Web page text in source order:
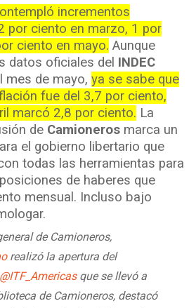
incrementos
por ciento en marzo, 1 por
ciento en mayo. Aunque
datos oficiales del INDEC
mes de mayo, ya se sabe que
fue del 3,7 por ciento,
marcó 2,8 por ciento. La
de Camioneros marca un
el gobierno libertario que
todas las herramientas para
de haberes que
mensual. Incluso bajo
de Camioneros,
realizó la apertura del
@ITF_Americasque se llevó a
de Camioneros, destacó